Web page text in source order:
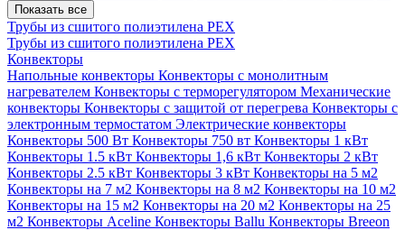
Показать все
Трубы из сшитого полиэтилена PEX
Трубы из сшитого полиэтилена PEX
Конвекторы
Напольные конвекторы Конвекторы с монолитным
нагревателем Конвекторы с терморегулятором Механические
конвекторы Конвекторы с защитой от перегрева Конвекторы с
электронным термостатом Электрические конвекторы
Конвекторы 500 Вт Конвекторы 750 вт Конвекторы 1 кВт
Конвекторы 1.5 кВт Конвекторы 1,6 кВт Конвекторы 2 кВт
Конвекторы 2.5 кВт Конвекторы 3 кВт Конвекторы на 5 м2
Конвекторы на 7 м2 Конвекторы на 8 м2 Конвекторы на 10 м2
Конвекторы на 15 м2 Конвекторы на 20 м2 Конвекторы на 25
м2 Конвекторы Aceline Конвекторы Ballu Конвекторы Breeon